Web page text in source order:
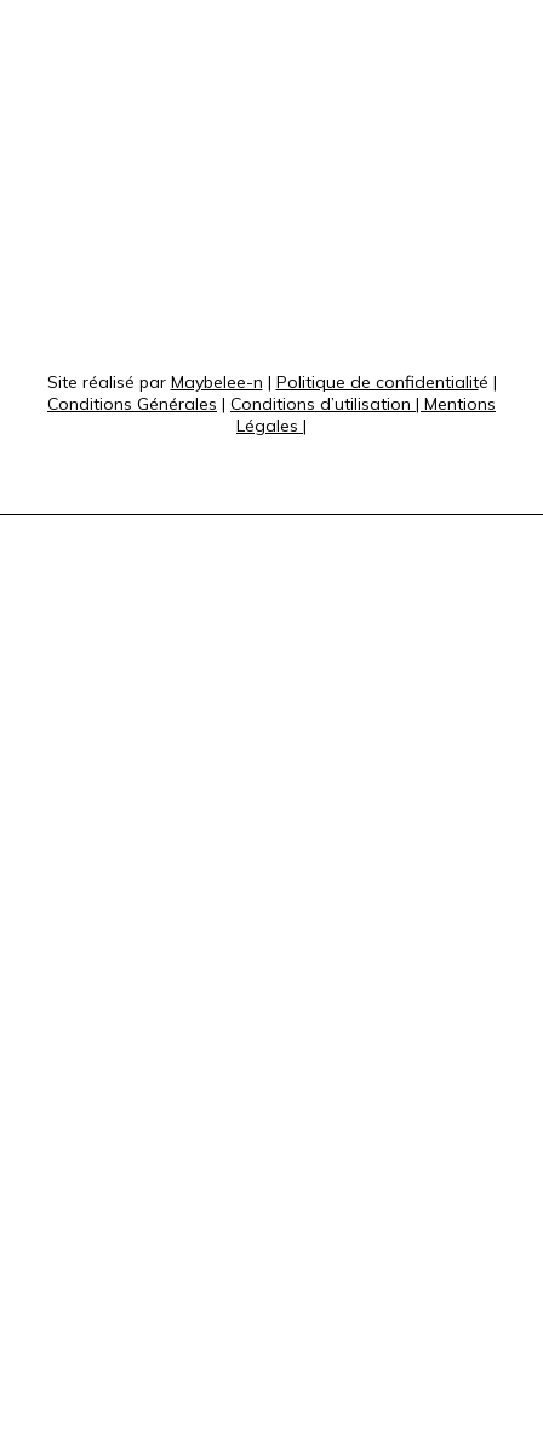
Site réalisé par Maybelee-n | Politique de confidentialité |
Conditions Générales | Conditions d’utilisation | Mentions
Légales |